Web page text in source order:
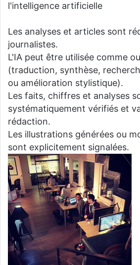
l'intelligence artificielle
Les analyses et articles sont
journalistes.
L'IA peut être utilisée comme
(traduction, synthèse,
ou amélioration stylistique).
Les faits, chiffres et analyses
systématiquement vérifiés et
rédaction.
Les illustrations générées ou
sont explicitement signalées.